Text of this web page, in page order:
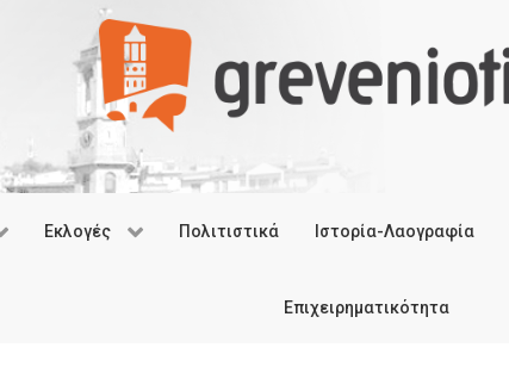
Εκλογές Πολιτιστικά Ιστορία-Λαογραφία
Επιχειρηματικότητα